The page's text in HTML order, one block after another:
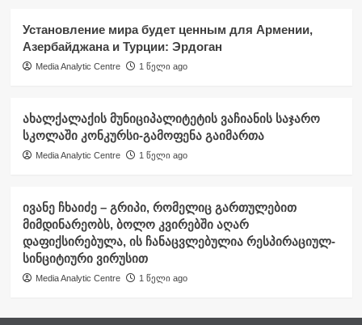
Установление мира будет ценным для Армении,
Азербайджана и Турции: Эрдоган
Media Analytic Centre 1 წელი ago
ახალქალაქის მუნიციპალიტეტის ვაჩიანის საჯარო
სკოლაში კონკურსი-გამოფენა გაიმართა
Media Analytic Centre 1 წელი ago
ივანე ჩხაიძე – გრიპი, რომელიც გართულებით
მიმდინარეობს, ბოლო კვირებში აღარ
დაფიქსირებულა, ის ჩანაცვლებულია რესპირაციულ-
სინციტიური ვირუსით
Media Analytic Centre 1 წელი ago